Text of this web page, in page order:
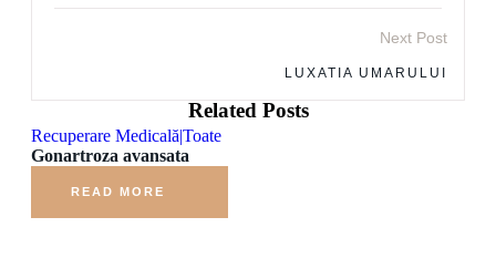
Next Post
LUXATIA UMARULUI
Related Posts
Recuperare Medicală|Toate
Gonartroza avansata
READ MORE